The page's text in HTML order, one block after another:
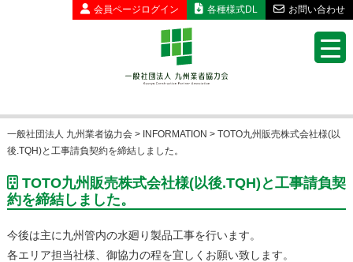
会員ページ ログイン 各種様式DL お問い合わせ
一般社団法人 九州業者協力会> INFORMATION > TOTO九州販売株式会社様(以
後.TQH)と工事請負契約を締結しました。
TOTO九州販売株式会社様(以後.TQH)と工事請負契
約を締結しました。
今後は主に九州管内の水廻り製品工事を行います。
各エリア担当社様、御協力の程を宜しくお願い致します。